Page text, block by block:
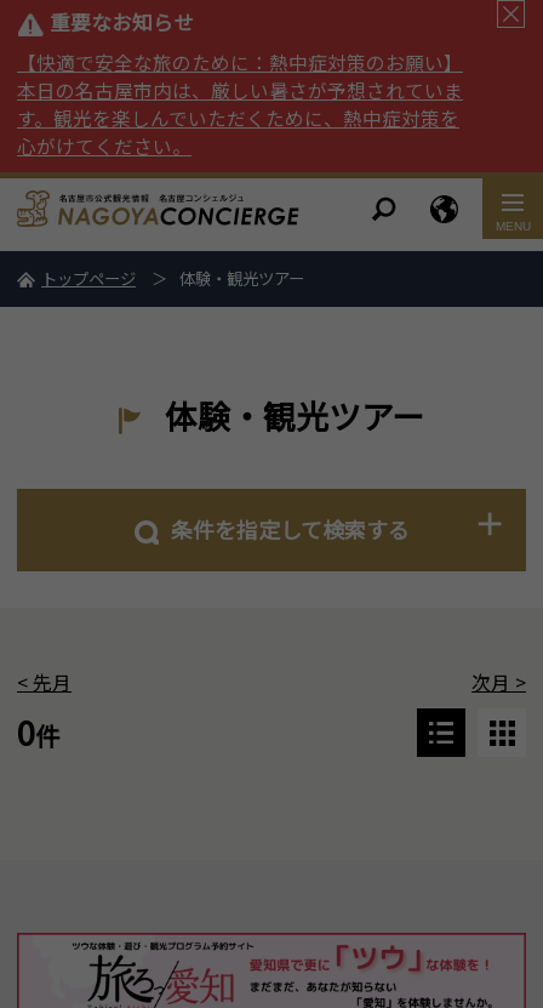
重要なお知らせ
【快適で安全な旅のために：熱中症対策のお願い】
本日の名古屋市内は、厳しい暑さが予想されていま
す。観光を楽しんでいただくために、熱中症対策を
心がけてください。
トップページ 体験・観光ツアー
体験・観光ツアー
条件を指定して検索する
< 先月 次月 >
0件